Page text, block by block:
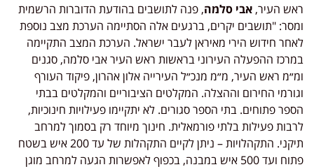
ראש העיר, אבי סלמה, פנה לתושבים בהודעת הדוברות הרשמית
ומסר: "תושבים יקרים, ברגעים אלה הסתיימה הערכת מצב נוספת
לאחר חידוש הירי מאיראן לעבר ישראל. הערכת המצב התקיימה
במרכז ההפעלה העירוני בראשות ראש העיר אבי סלמה, סגנים
ומ״מ ראש העיר, מ״מ מנכ״ל העירייה אלון אהרון, פיקוד העורף
וגורמי החירום וההצלה. המקלטים הציבוריים והמקלטים בבתי
הספר פתוחים. בתי הספר סגורים. לא יתקיימו פעילויות חינוכיות,
לרבות פעילות בלתי פורמאלית. חינוך מיוחד רק בסמוך למרחב
תיקני. התקהלויות – ניתן לקיים התקהלות של עד 200 איש בשטח
פתוח ועד 500 איש במבנה, בכפוף לאפשרות הגעה למרחב מוגן